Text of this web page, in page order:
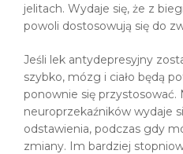
jelitach. Wydaje się, że z
powoli dostosowują się do
Jeśli lek antydepresyjny
szybko, mózg i ciało będą
ponownie się przystosować.
neuroprzekaźników wydaje
odstawienia, podczas gdy
zmiany. Im bardziej